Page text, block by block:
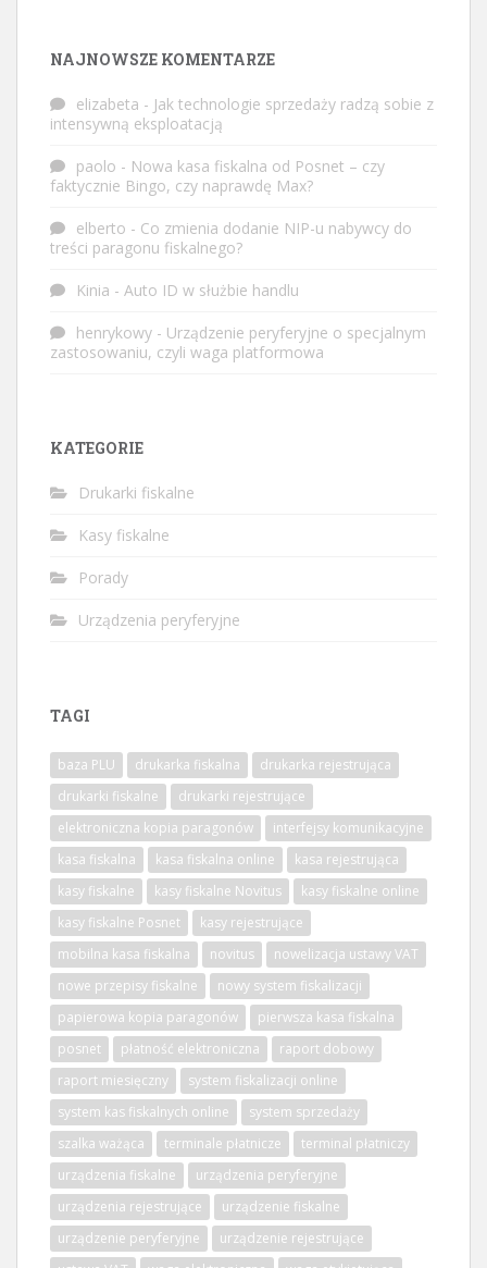
NAJNOWSZE KOMENTARZE
elizabeta - Jak technologie sprzedaży radzą sobie z
intensywną eksploatacją
paolo - Nowa kasa fiskalna od Posnet – czy
faktycznie Bingo, czy naprawdę Max?
elberto - Co zmienia dodanie NIP-u nabywcy do
treści paragonu fiskalnego?
Kinia - Auto ID w służbie handlu
henrykowy - Urządzenie peryferyjne o specjalnym
zastosowaniu, czyli waga platformowa
KATEGORIE
Drukarki fiskalne
Kasy fiskalne
Porady
Urządzenia peryferyjne
TAGI
baza PLU drukarka fiskalna
drukarka rejestrująca
drukarki fiskalne
drukarki rejestrujące
elektroniczna kopia paragonów
interfejsy komunikacyjne
kasa fiskalna
kasa fiskalna online
kasa rejestrująca
kasy fiskalne
kasy fiskalne Novitus
kasy fiskalne online
kasy fiskalne Posnet
kasy rejestrujące
mobilna kasa fiskalna
novitus
nowelizacja ustawy VAT
nowe przepisy fiskalne
nowy system fiskalizacji
papierowa kopia paragonów
pierwsza kasa fiskalna
posnet
płatność elektroniczna
raport dobowy
raport miesięczny
system fiskalizacji online
system kas fiskalnych online
system sprzedaży
szalka ważąca
terminale płatnicze
terminal płatniczy
urządzenia fiskalne
urządzenia peryferyjne
urządzenia rejestrujące
urządzenie fiskalne
urządzenie peryferyjne
urządzenie rejestrujące